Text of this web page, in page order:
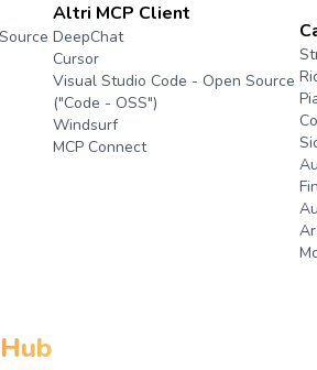
Altri MCP Client
DeepChat
Cursor
Visual Studio Code - Open Source
("Code - OSS")
Windsurf
MCP Connect